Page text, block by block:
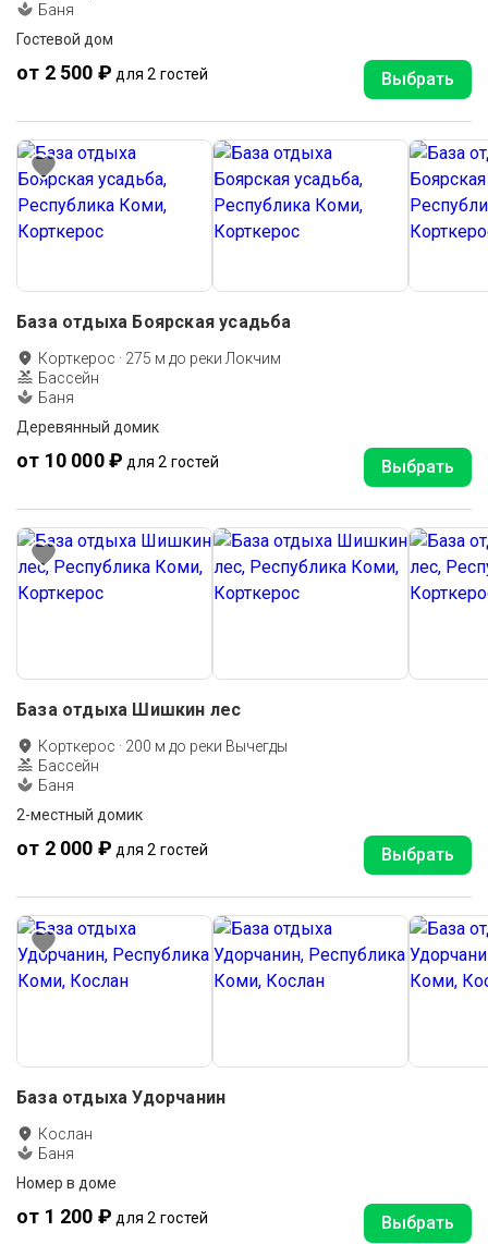
Баня
Гостевой дом
от 2 500 ₽ для 2 гостей Выбрать
База отдыха Боярская усадьба
Корткерос · 275 м до реки Локчим
Бассейн
Баня
Деревянный домик
от 10 000 ₽ для 2 гостей Выбрать
База отдыха Шишкин лес
Корткерос · 200 м до реки Вычегды
Бассейн
Баня
2-местный домик
от 2 000 ₽ для 2 гостей Выбрать
База отдыха Удорчанин
Кослан
Баня
Номер в доме
от 1 200 ₽ для 2 гостей Выбрать